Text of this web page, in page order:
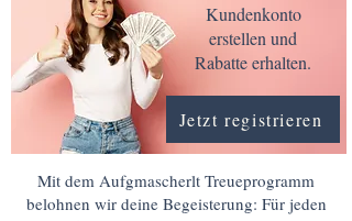
Kundenkonto
erstellen und
Rabatte erhalten.
Jetzt registrieren
Mit dem Aufgmascherlt Treueprogramm
belohnen wir deine Begeisterung: Für jeden